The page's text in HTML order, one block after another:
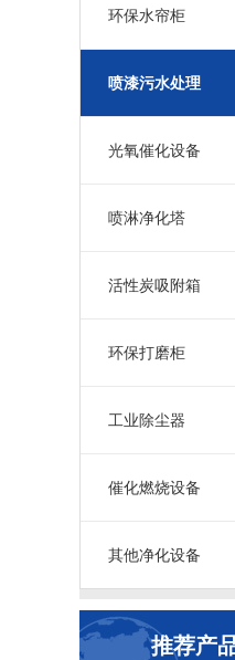
环保水帘柜
喷漆污水处理
光氧催化设备
喷淋净化塔
活性炭吸附箱
环保打磨柜
工业除尘器
催化燃烧设备
其他净化设备
推荐产